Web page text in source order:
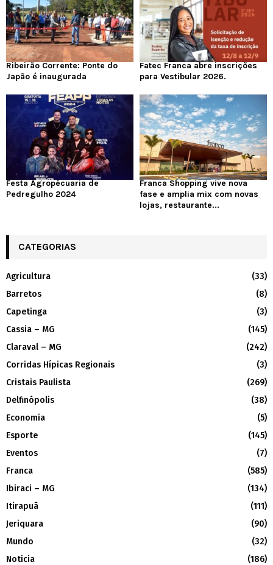
Ribeirão Corrente: Ponte do
Japão é inaugurada
Fatec Franca abre inscrições
para Vestibular 2026.
Festa Agropécuaria de
Pedregulho 2024
Franca Shopping vive nova
fase e amplia mix com novas
lojas, restaurante...
CATEGORIAS
Agricultura
(33)
Barretos
(8)
Capetinga
(3)
Cassia – MG
(145)
Claraval – MG
(242)
Corridas Hípicas Regionais
(3)
Cristais Paulista
(269)
Delfinópolis
(38)
Economia
(5)
Esporte
(145)
Eventos
(7)
Franca
(585)
Ibiraci – MG
(134)
Itirapuã
(111)
Jeriquara
(90)
Mundo
(32)
Noticia
(186)